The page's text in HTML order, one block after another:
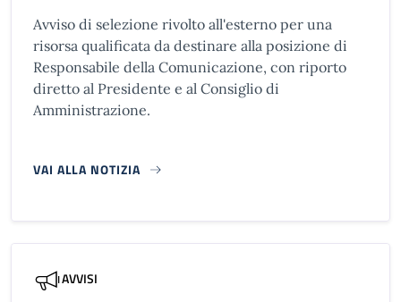
Avviso di selezione rivolto all'esterno per una
risorsa qualificata da destinare alla posizione di
Responsabile della Comunicazione, con riporto
diretto al Presidente e al Consiglio di
Amministrazione.
VAI ALLA NOTIZIA
AVVISI